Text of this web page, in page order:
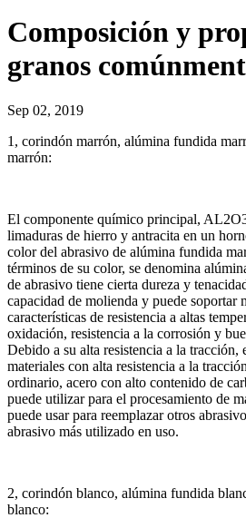
Composición y
granos
Sep 02, 2019
1, corindón marrón, alúmina fundida
marrón:
El componente químico principal,
limaduras de hierro y antracita en un
color del abrasivo de alúmina fundida
términos de su color, se denomina
de abrasivo tiene cierta dureza y
capacidad de molienda y puede soportar
características de resistencia a altas
oxidación, resistencia a la corrosión y
Debido a su alta resistencia a la tracción,
materiales con alta resistencia a la
ordinario, acero con alto contenido de
puede utilizar para el procesamiento de
puede usar para reemplazar otros
abrasivo más utilizado en uso.
2, corindón blanco, alúmina fundida
blanco: